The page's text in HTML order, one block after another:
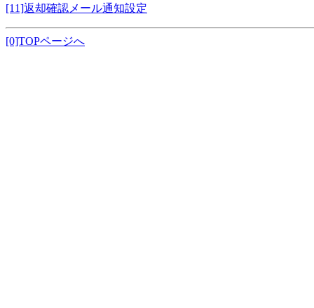
[11]返却確認メール通知設定
[0]TOPページへ